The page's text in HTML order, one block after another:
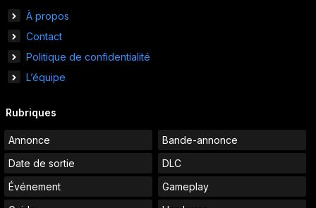
À propos
Contact
Politique de confidentialité
L’équipe
Rubriques
Annonce
Bande-annonce
Date de sortie
DLC
Événement
Gameplay